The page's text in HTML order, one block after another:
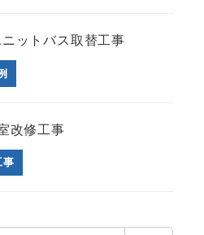
ットバス取替工事
改修工事
事